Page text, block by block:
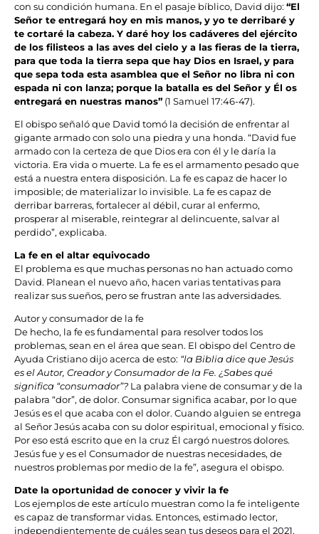
con su condición humana. En el pasaje bíblico, David dijo: “El
Señor te entregará hoy en mis manos, y yo te derribaré y
te cortaré la cabeza. Y daré hoy los cadáveres del ejército
de los filisteos a las aves del cielo y a las fieras de la tierra,
para que toda la tierra sepa que hay Dios en Israel, y para
que sepa toda esta asamblea que el Señor no libra ni con
espada ni con lanza; porque la batalla es del Señor y Él os
entregará en nuestras manos” (1 Samuel 17:46-47).
El obispo señaló que David tomó la decisión de enfrentar al
gigante armado con solo una piedra y una honda. “David fue
armado con la certeza de que Dios era con él y le daría la
victoria. Era vida o muerte. La fe es el armamento pesado que
está a nuestra entera disposición. La fe es capaz de hacer lo
imposible; de materializar lo invisible. La fe es capaz de
derribar barreras, fortalecer al débil, curar al enfermo,
prosperar al miserable, reintegrar al delincuente, salvar al
perdido”, explicaba.
La fe en el altar equivocado
El problema es que muchas personas no han actuado como
David. Planean el nuevo año, hacen varias tentativas para
realizar sus sueños, pero se frustran ante las adversidades.
Autor y consumador de la fe
De hecho, la fe es fundamental para resolver todos los
problemas, sean en el área que sean. El obispo del Centro de
Ayuda Cristiano dijo acerca de esto: “la Biblia dice que Jesús
es el Autor, Creador y Consumador de la Fe. ¿Sabes qué
significa “consumador”? La palabra viene de consumar y de la
palabra “dor”, de dolor. Consumar significa acabar, por lo que
Jesús es el que acaba con el dolor. Cuando alguien se entrega
al Señor Jesús acaba con su dolor espiritual, emocional y físico.
Por eso está escrito que en la cruz Él cargó nuestros dolores.
Jesús fue y es el Consumador de nuestras necesidades, de
nuestros problemas por medio de la fe”, asegura el obispo.
Date la oportunidad de conocer y vivir la fe
Los ejemplos de este artículo muestran como la fe inteligente
es capaz de transformar vidas. Entonces, estimado lector,
independientemente de cuáles sean tus deseos para el 2021,